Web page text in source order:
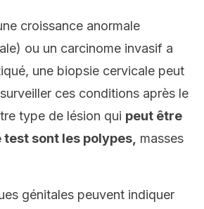
croissance anormale
ou un carcinome invasif a
une biopsie cervicale peut
ces conditions après le
type de lésion qui peut être
sont les polypes, masses
génitales peuvent indiquer